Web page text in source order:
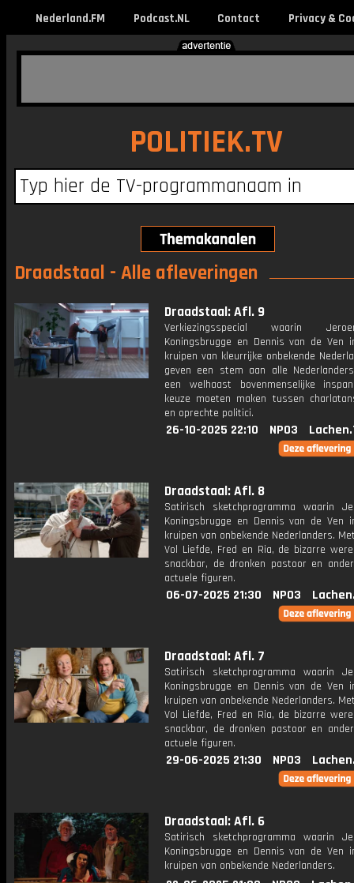
Nederland.FM Podcast.NL Contact Privacy &
POLITIEK.TV
Draadstaal - Alle afleveringen
Draadstaal: Afl. 9
Verkiezingsspecial waarin
Koningsbrugge en Dennis van de Ven
kruipen van kleurrijke onbekende
geven een stem aan alle
een welhaast bovenmenselijke
keuze moeten maken tussen
en oprechte politici.
26-10-2025 22:10 NPO3
Draadstaal: Afl. 8
Satirisch sketchprogramma waarin
Koningsbrugge en Dennis van de Ven
kruipen van onbekende Nederlanders.
Vol Liefde, Fred en Ria, de bizarre
snackbar, de dronken pastoor en
actuele figuren.
06-07-2025 21:30 NPO3
Draadstaal: Afl. 7
Satirisch sketchprogramma waarin
Koningsbrugge en Dennis van de Ven
kruipen van onbekende Nederlanders.
Vol Liefde, Fred en Ria, de bizarre
snackbar, de dronken pastoor en
actuele figuren.
29-06-2025 21:30 NPO3
Draadstaal: Afl. 6
Satirisch sketchprogramma waarin
Koningsbrugge en Dennis van de Ven
kruipen van onbekende Nederlanders.